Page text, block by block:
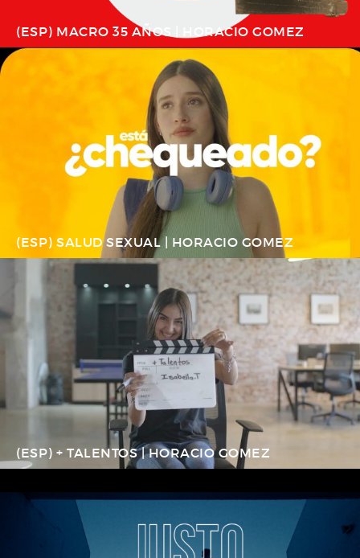
(ESP) MACRO 35 AÑOS | HORACIO GOMEZ
(ESP) SALUD SEXUAL | HORACIO GOMEZ
(ESP) + TALENTOS | HORACIO GOMEZ